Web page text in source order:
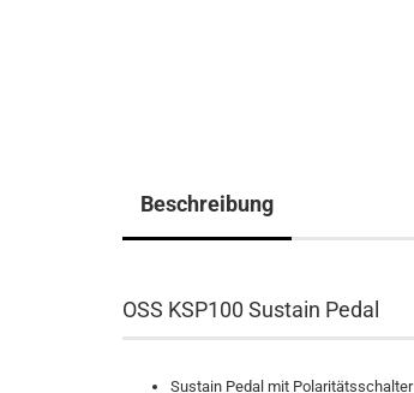
Beschreibung
OSS KSP100 Sustain Pedal
Sustain Pedal mit Polaritätsschalter